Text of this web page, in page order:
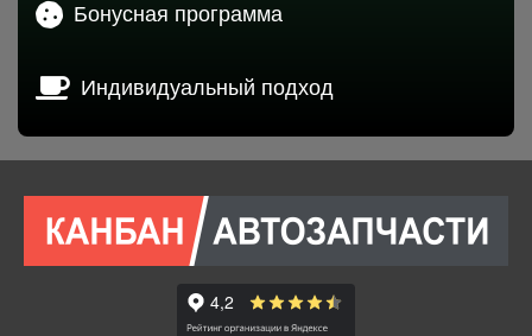
Бонусная программа
Индивидуальный подход